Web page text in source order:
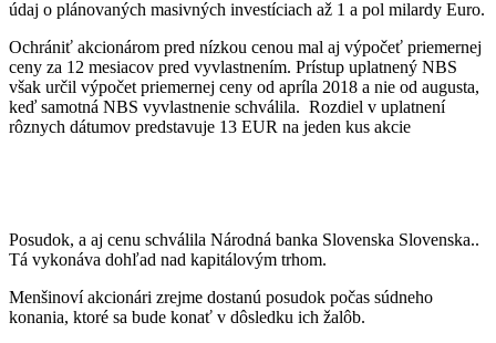
údaj o plánovaných masivných investíciach až 1 a pol milardy Euro.
Ochrániť akcionárom pred nízkou cenou mal aj výpočeť priemernej
ceny za 12 mesiacov pred vyvlastnením. Prístup uplatnený NBS
však určil výpočet priemernej ceny od apríla 2018 a nie od augusta,
keď samotná NBS vyvlastnenie schválila. Rozdiel v uplatnení
rôznych dátumov predstavuje 13 EUR na jeden kus akcie
Posudok, a aj cenu schválila Národná banka Slovenska Slovenska..
Tá vykonáva dohľad nad kapitálovým trhom.
Menšinoví akcionári zrejme dostanú posudok počas súdneho
konania, ktoré sa bude konať v dôsledku ich žalôb.